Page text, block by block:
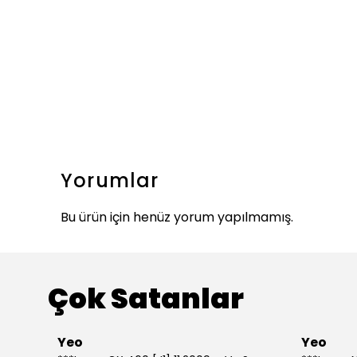
Yorumlar
Bu ürün için henüz yorum yapılmamış.
Çok Satanlar
Yeo Yeo